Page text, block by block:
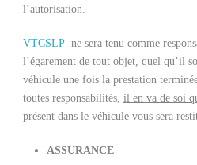
l’autorisation.
VTCSLP ne sera tenu comme
l’égarement de tout objet, quel qu’il
véhicule une fois la prestation
toutes responsabilités, il en va de soi
présent dans le véhicule vous sera
ASSURANCE